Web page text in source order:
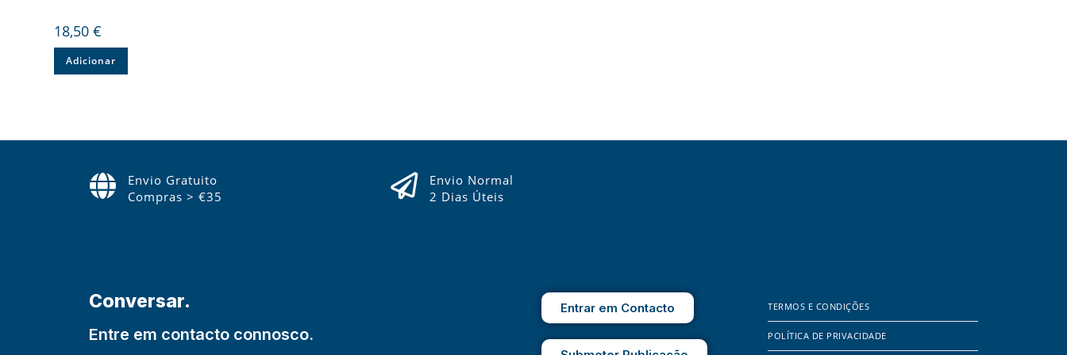
18,50€
Adicionar
Envio Gratuito
Compras > €35
Envio Normal
2 Dias Úteis
Conversar.
Entre em contacto connosco.
Entrar em Contacto TERMOS E CONDIÇÕES
POLÍTICA DE PRIVACIDADE